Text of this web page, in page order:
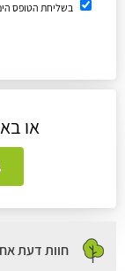
בשליחת הטופס
או
חוות דעת